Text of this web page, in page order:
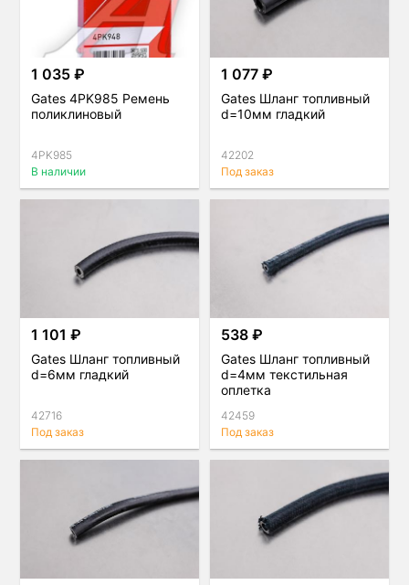
1 035 ₽
Gates 4PK985 Ремень
поликлиновый
4PK985
В наличии
1 077 ₽
Gates Шланг топливный
d=10мм гладкий
42202
Под заказ
1 101 ₽
Gates Шланг топливный
d=6мм гладкий
42716
Под заказ
538 ₽
Gates Шланг топливный
d=4мм текстильная
оплетка
42459
Под заказ